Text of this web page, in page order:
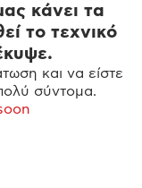
κάνει τα
το τεχνικό
και να είστε
σύντομα.